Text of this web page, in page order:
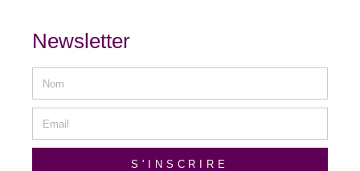
Newsletter
S'INSCRIRE